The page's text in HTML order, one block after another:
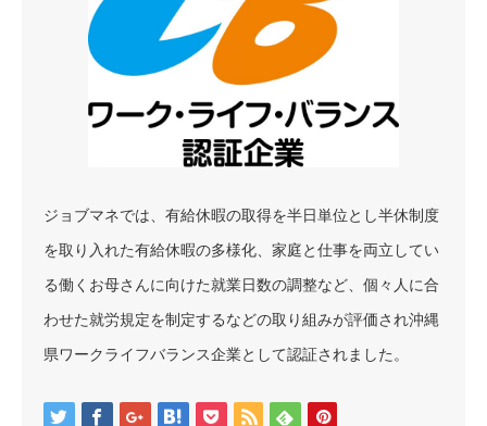
ジョブマネでは、有給休暇の取得を半日単位とし半休制度
を取り入れた有給休暇の多様化、家庭と仕事を両立してい
る働くお母さんに向けた就業日数の調整など、個々人に合
わせた就労規定を制定するなどの取り組みが評価され沖縄
県ワークライフバランス企業として認証されました。